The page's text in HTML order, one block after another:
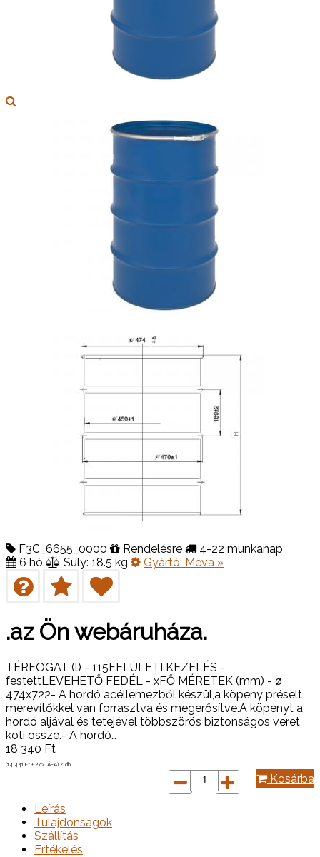
F3C_6655_0000 Rendelésre
4-22 munkanap
6 hó
Súly: 18.5 kg Gyártó: Meva »
.az Ön webáruháza.
TÉRFOGAT (l) - 115FELÜLETI KEZELÉS -
festettLEVEHETŐ FEDÉL - xFŐ MÉRETEK (mm) - ø
474x722- A hordó acéllemezből készül,a köpeny préselt
merevítőkkel van forrasztva és megerősítve.A köpenyt a
hordó aljával és tetejével többszörös biztonságos veret
köti össze.- A hordó…
18 340 Ft
(14 441 Ft + 27% ÁFA) / db
Kosárba
Leírás
Tulajdonságok
Szállítás
Értékelés